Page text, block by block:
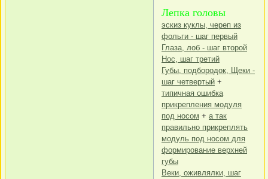
Лепка головы
эскиз куклы, череп из
фольги - шаг первый
Глаза, лоб - шаг второй
Нос, шаг третий
Губы, подбородок, Щеки -
шаг четвертый +
типичная ошибка
прикрепления модуля
под носом + а так
правильно прикреплять
модуль под носом для
формирование верхней
губы
Веки, оживлялки, шаг